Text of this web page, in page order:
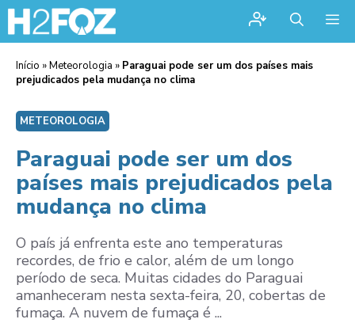
Início »Meteorologia » Paraguai pode ser um dos países mais
prejudicados pela mudança no clima
METEOROLOGIA
Paraguai pode ser um dos
países mais prejudicados pela
mudança no clima
O país já enfrenta este ano temperaturas
recordes, de frio e calor, além de um longo
período de seca. Muitas cidades do Paraguai
amanheceram nesta sexta-feira, 20, cobertas de
fumaça. A nuvem de fumaça é ...